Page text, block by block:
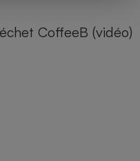
CoffeeB (vidéo)